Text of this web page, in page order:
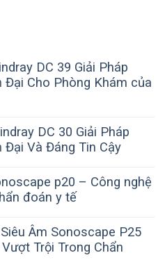
DC 39 Giải Pháp
Đại Cho Phòng Khám của
DC 30 Giải Pháp
Đại Và Đáng Tin Cậy
p20 – Công nghệ
đoán y tế
Âm Sonoscape P25
Trội Trong Chẩn